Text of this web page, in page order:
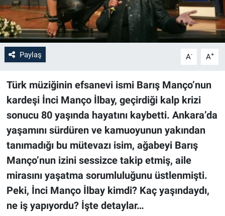
Paylaş A- A+
Türk müziğinin efsanevi ismi Barış Manço’nun
kardeşi İnci Manço İlbay, geçirdiği kalp krizi
sonucu 80 yaşında hayatını kaybetti. Ankara’da
yaşamını sürdüren ve kamuoyunun yakından
tanımadığı bu mütevazı isim, ağabeyi Barış
Manço’nun izini sessizce takip etmiş, aile
mirasını yaşatma sorumluluğunu üstlenmişti.
Peki, İnci Manço İlbay kimdi? Kaç yaşındaydı,
ne iş yapıyordu? İşte detaylar…